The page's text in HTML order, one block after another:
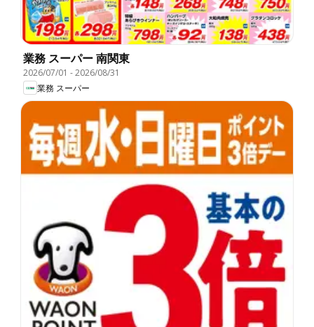
業務 スーパー 南関東
2026/07/01 -2026/08/31
業務 スーパー